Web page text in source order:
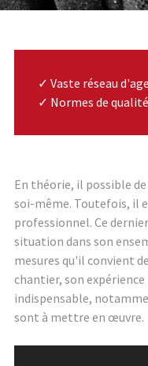
✓ Vaste réseau
✓ Normes de
En théorie, il possible
soi-même. Toutefois, il
professionnel. Ce
situation dans son
mesures qu'il convient
chantier, son
indispensable,
sont à mettre en œuvre.